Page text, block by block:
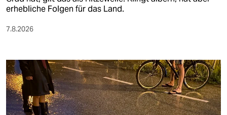
erhebliche Folgen für das Land.
7.8.2026